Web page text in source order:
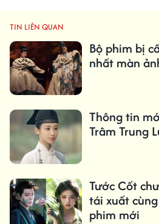
TIN LIÊN QUAN
Bộ phim bị
nhất màn
Thông tin
Trâm Trung
Tước Cốt
tái xuất
phim mới